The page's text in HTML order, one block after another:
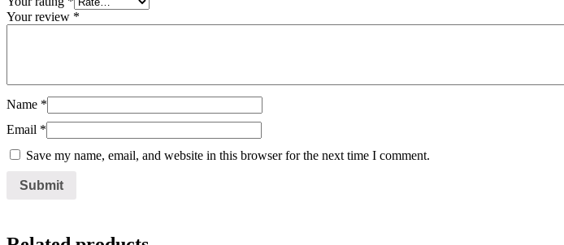
Your review *
Name *
Email *
Save my name, email, and website in this browser for the next time I comment.